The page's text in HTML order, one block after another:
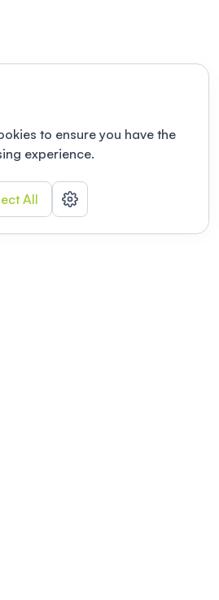
to ensure you have the
experience.
All